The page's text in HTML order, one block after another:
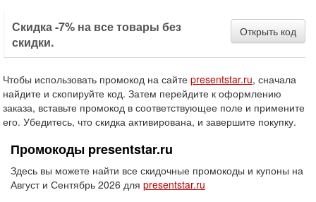
Скидка -7% на все товары без
скидки.
Открыть код
Чтобы использовать промокод на сайте presentstar.ru, сначала
найдите и скопируйте код. Затем перейдите к оформлению
заказа, вставьте промокод в соответствующее поле и примените
его. Убедитесь, что скидка активирована, и завершите покупку.
Промокоды presentstar.ru
Здесь вы можете найти все скидочные промокоды и купоны на
Август и Сентябрь 2026 для presentstar.ru